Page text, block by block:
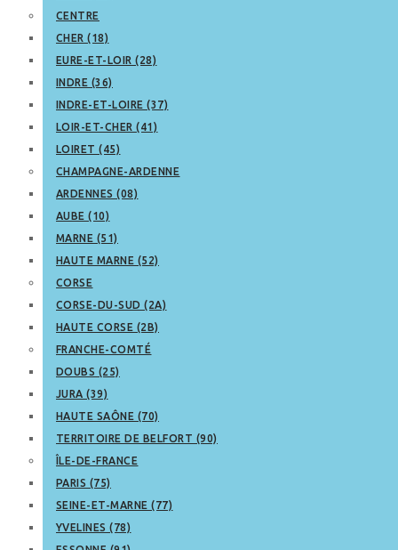
CENTRE
CHER (18)
EURE-ET-LOIR (28)
INDRE (36)
INDRE-ET-LOIRE (37)
LOIR-ET-CHER (41)
LOIRET (45)
CHAMPAGNE-ARDENNE
ARDENNES (08)
AUBE (10)
MARNE (51)
HAUTE MARNE (52)
CORSE
CORSE-DU-SUD (2A)
HAUTE CORSE (2B)
FRANCHE-COMTÉ
DOUBS (25)
JURA (39)
HAUTE SAÔNE (70)
TERRITOIRE DE BELFORT (90)
ÎLE-DE-FRANCE
PARIS (75)
SEINE-ET-MARNE (77)
YVELINES (78)